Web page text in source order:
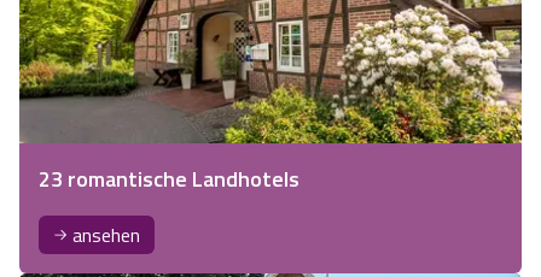
23 romantische Landhotels
ansehen